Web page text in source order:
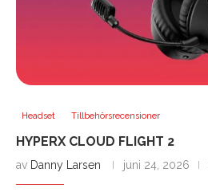
Headset Tillbehörsrecensioner
HYPERX CLOUD FLIGHT 2
av Danny Larsen juni 24, 2026